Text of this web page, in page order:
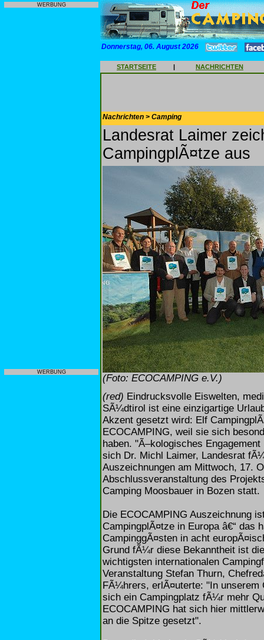
WERBUNG
WERBUNG
Donnerstag, 06. August 2026
STARTSEITE | NACHRICHTEN
Nachrichten > Camping
Landesrat Laimer
CampingplÃ¤tze aus
(Foto: ECOCAMPING e.V.)
(red) Eindrucksvolle Eiswelten,
SÃ¼dtirol ist eine einzigartige
Akzent gesetzt wird: Elf
ECOCAMPING, weil sie sich
haben. "Ã–kologisches
sich Dr. Michl Laimer, Landesrat
Auszeichnungen am Mittwoch, 17.
Abschlussveranstaltung des
Camping Moosbauer in Bozen statt.
Die ECOCAMPING Auszeichnung
CampingplÃ¤tze in Europa â€“ das
CampinggÃ¤sten in acht
Grund fÃ¼r diese Bekanntheit ist
wichtigsten internationalen
Veranstaltung Stefan Thurn,
FÃ¼hrers, erlÃ¤uterte: "In
sich ein Campingplatz fÃ¼r mehr
ECOCAMPING hat sich hier
an die Spitze gesetzt".